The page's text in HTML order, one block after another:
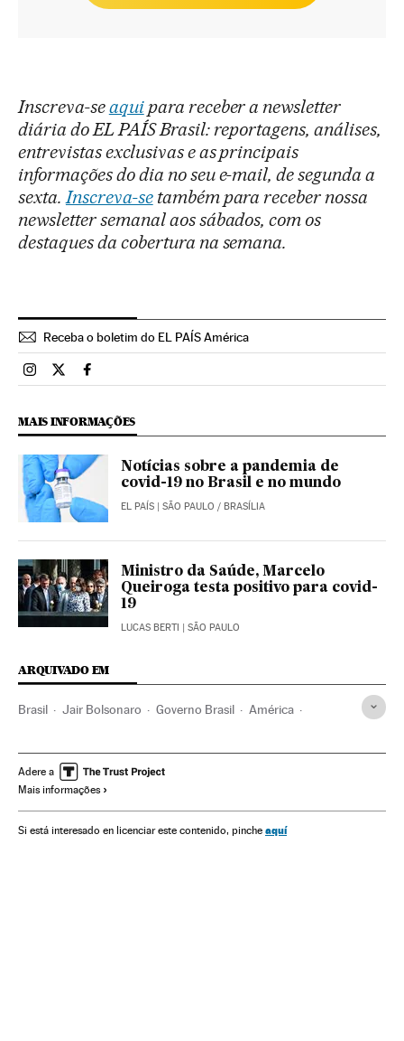
Inscreva-seaquipara receber a newsletter
diária do EL PAÍS Brasil: reportagens, análises,
entrevistas exclusivas e as principais
informações do dia no seu e-mail, de segunda a
sexta. Inscreva-setambém para receber nossa
newsletter semanal aos sábados, com os
destaques da cobertura na semana.
Receba o boletim do EL PAÍS América
Brasil El País Brasil en Instagram
Brasil El País Brasil en Twitter
Brasil El País Brasil en Facebook
MAIS INFORMAÇÕES
Notícias sobre a pandemia de
covid-19 no Brasil e no mundo
EL PAÍS | SÃO PAULO / BRASÍLIA
Ministro da Saúde, Marcelo
Queiroga testa positivo para covid-
19
LUCAS BERTI | SÃO PAULO
ARQUIVADO EM
Brasil Jair Bolsonaro Governo Brasil América
CPI Pandemia CPI Senado Federal
Coronavirus Covid-19
Economia Luciano Hang
Adere a
Mais informações
Si está interesado en licenciar este contenido, pinche aquí